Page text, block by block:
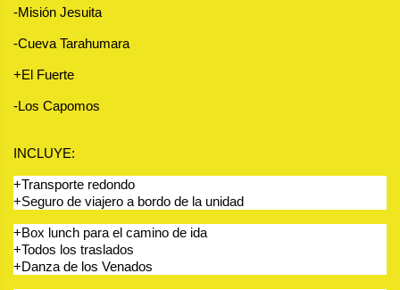
-Misión Jesuita
-Cueva Tarahumara
+El Fuerte
-Los Capomos
INCLUYE:
+Transporte redondo
+Seguro de viajero a bordo de la unidad
+Box lunch para el camino de ida
+Todos los traslados
+Danza de los Venados